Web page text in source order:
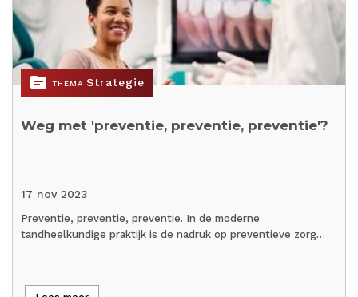
topic THEMA Strategie
Weg met 'preventie, preventie, preventie'?
17 nov 2023
Preventie, preventie, preventie. In de moderne
tandheelkundige praktijk is de nadruk op preventieve zorg…